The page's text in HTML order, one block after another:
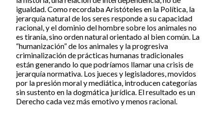
igualdad. Como recordaba Aristóteles en la Política, la
jerarquía natural de los seres responde a su capacidad
racional, y el dominio del hombre sobre los animales no
es tiranía, sino orden natural orientado al bien común. La
“humanización” de los animales y la progresiva
criminalización de prácticas humanas tradicionales
están generando lo que podríamos llamar una crisis de
jerarquía normativa. Los jueces y legisladores, movidos
por la presión moral y mediática, introducen categorías
sin sustento en la dogmática jurídica. El resultado es un
Derecho cada vez más emotivo y menos racional.